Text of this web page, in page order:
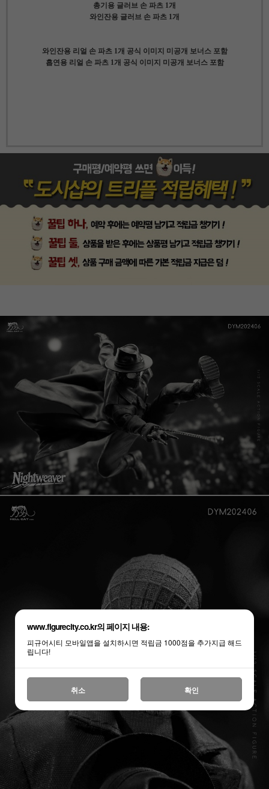
총기용 글러브 손 파츠 1개
와인잔용 글러브 손 파츠 1개
와인잔용 리얼 손 파츠 1개 공식 이미지 미공개 보너스 포함
흡연용 리얼 손 파츠 1개 공식 이미지 미공개 보너스 포함
www.figurecity.co.kr의 페이지 내용:
피규어시티 모바일앱을 설치하시면 적립금 1000점을 추가지급 해드
립니다!
취소 확인